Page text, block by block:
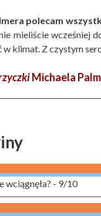
polecam
nie mieliście
klimat. Z czystym
Michaela
wciągnęła? - 9/10